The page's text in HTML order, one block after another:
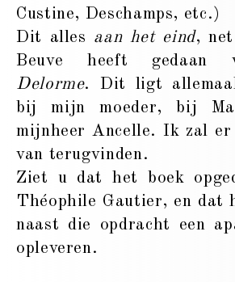
Custine, Deschamps, etc.)
Dit alles aan het eind,
Beuve heeft gedaan
Delorme. Dit ligt
bij mijn moeder, bij
mijnheer Ancelle. Ik zal
van terugvinden.
Ziet u dat het boek
Théophile Gautier, en dat
naast die opdracht een
opleveren.